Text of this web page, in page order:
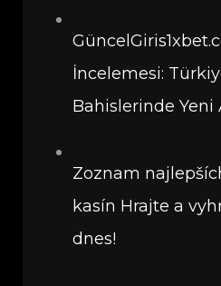
İncelemesi:
Bahislerinde Yeni
Zoznam
kasín Hrajte a
dnes!